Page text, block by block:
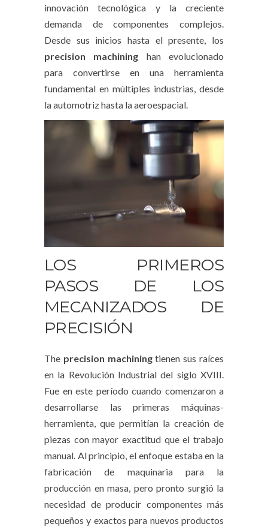
innovación tecnológica y la creciente
demanda de componentes complejos.
Desde sus inicios hasta el presente, los
precision machining han evolucionado
para convertirse en una herramienta
fundamental en múltiples industrias, desde
la automotriz hasta la aeroespacial.
LOS PRIMEROS
PASOS DE LOS
MECANIZADOS DE
PRECISIÓN
The precision machiningtienen sus raíces
en la Revolución Industrial del siglo XVIII.
Fue en este período cuando comenzaron a
desarrollarse las primeras máquinas-
herramienta, que permitían la creación de
piezas con mayor exactitud que el trabajo
manual. Al principio, el enfoque estaba en la
fabricación de maquinaria para la
producción en masa, pero pronto surgió la
necesidad de producir componentes más
pequeños y exactos para nuevos productos